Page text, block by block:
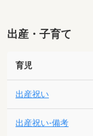
出産・子育て
育児
出産祝い
出産祝い-備考